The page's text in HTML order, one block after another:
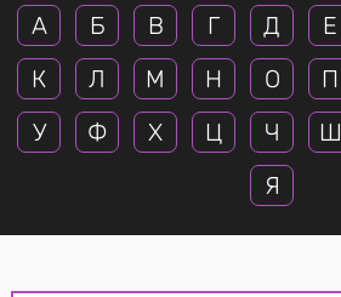
А Б В Г Д Е
К
Л М Н О П
У
Ф Х Ц Ч Ш
Я